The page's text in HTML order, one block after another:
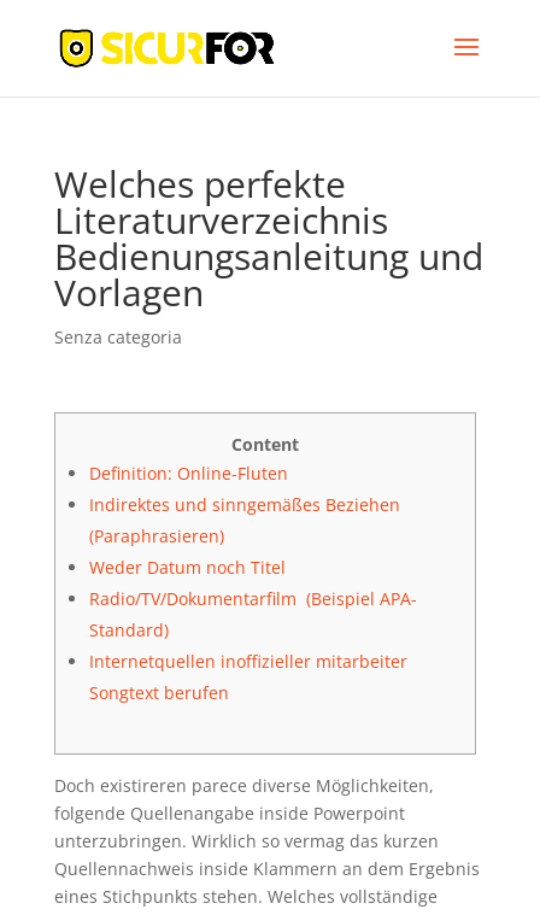
Welches perfekte
Literaturverzeichnis
Bedienungsanleitung und
Vorlagen
Senza categoria
Content
Definition: Online-Fluten
Indirektes und sinngemäßes Beziehen
(Paraphrasieren)
Weder Datum noch Titel
Radio/TV/Dokumentarfilm (Beispiel APA-
Standard)
Internetquellen inoffizieller mitarbeiter
Songtext berufen
Doch existireren parece diverse Möglichkeiten,
folgende Quellenangabe inside Powerpoint
unterzubringen. Wirklich so vermag das kurzen
Quellennachweis inside Klammern an dem Ergebnis
eines Stichpunkts stehen. Welches vollständige